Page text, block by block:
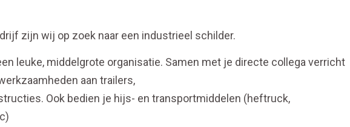
zijn wij op zoek naar een industrieel schilder.
leuke, middelgrote organisatie. Samen met je directe collega verricht
aan trailers,
Ook bedien je hijs- en transportmiddelen (heftruck,